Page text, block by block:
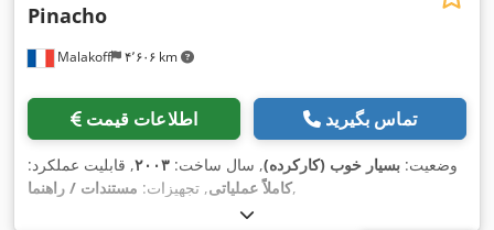
Malakoff ۴٬۶۰۶ km
Pinacho
اطلاعات قیمت تماس بگیرید
وضعیت: بسیار خوب (کارکرده), سال ساخت: ۲۰۰۳, قابلیت عملکرد:
کاملاً عملیاتی, تجهیزات: مستندات / راهنما ,